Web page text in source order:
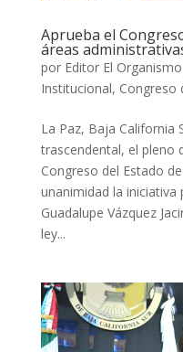
Aprueba el
áreas
por Editor El Organismo
Institucional, Congreso
La Paz, Baja California
trascendental, el pleno
Congreso del Estado
unanimidad la
Guadalupe Vázquez
ley...